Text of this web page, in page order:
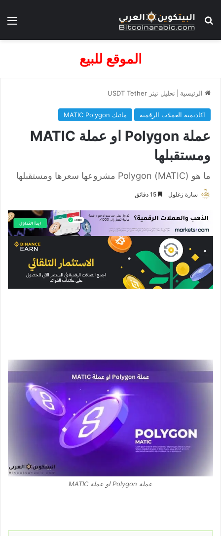
بحث عن
الموقع للبيع
الرئيسية تحليل تيثر USDT Tether
اكاديمية العملات الرقمية ماتيك MATIC Polygon
عملة Polygon او عملة MATIC
ومستقبلها
ما هو (MATIC) Polygon مشروعها سعرها ومستقبلها
سارة زغلول
عملة Polygon او عملة MATIC